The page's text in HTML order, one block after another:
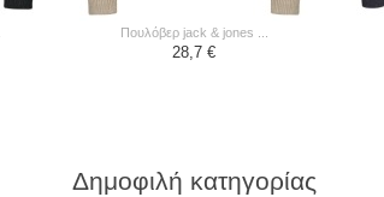
πουλόβερ jack & jones ...
28,7 €
Δημοφιλή κατηγορίας